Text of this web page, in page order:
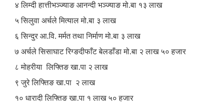
४ लिम्दी हात्तीभञ्ज्याङ आनन्दी भञ्ज्याङ मो.बा १३ लाख
५ सिलुवा अर्चले मित्याल मो.बा ३ लाख
६ सिन्दुर आ.वि. मर्मत तथा निर्माण मो.बा ३ लाख
७ अर्चले सिसाघाट रिग्ङदीफाँट बेलडाँडा मो.बा २ लाख ५० हजार
८ मोहरीया लिफ्तिङ खा.पा २ लाख
९ जुरे लिफ्तिङ खा.पा २ लाख
१० धारादी लिफ्तिङ खा.पा १ लाख ५० हजार